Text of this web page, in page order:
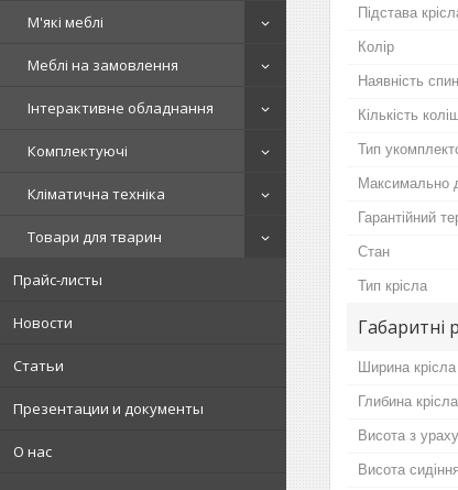
М'які меблі
Меблі на замовлення
Інтерактивне обладнання
Комплектуючі
Кліматична техніка
Товари для тварин
Прайс-листы
Новости
Статьи
Презентации и документы
О нас
Підстава
Колір
Наявність
Кількість
Тип
Максимально
Гарантійний
Стан
Тип крісла
Габаритні
Ширина крісла
Глибина крісла
Висота з
Висота